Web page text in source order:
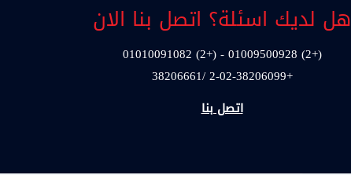
هل لديك اسئلة؟ اتصل بنا الان
(+2) 01009500928 - (+2) 01010091082
+2-02-38206099 /38206661
اتصل بنا